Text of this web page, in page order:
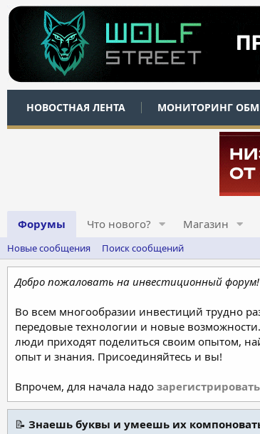
НОВОСТНАЯ ЛЕНТА МОНИТОРИНГ
Форумы Что нового? Магазин
Новые сообщения Поиск сообщений
Добро пожаловать на инвестиционный форум!
Во всем многообразии инвестиций трудно
передовые технологии и новые
люди приходят поделиться своим опытом,
опыт и знания. Присоединяйтесь и вы!
Впрочем, для начала надо
📝 Знаешь буквы и умеешь их